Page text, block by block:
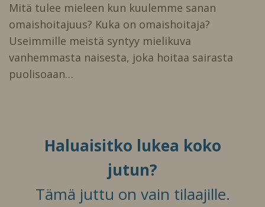
Mitä tulee mieleen kun kuulemme sanan
omaishoitajuus? Kuka on omaishoitaja?
Useimmille meistä syntyy mielikuva
vanhemmasta naisesta, joka hoitaa sairasta
puolisoaan…
Haluaisitko lukea koko
jutun?
Tämä juttu on vain tilaajille.